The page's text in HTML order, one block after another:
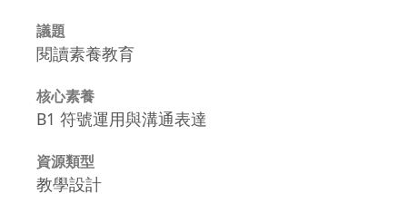
議題
閱讀素養教育
核心素養
B1 符號運用與溝通表達
資源類型
教學設計